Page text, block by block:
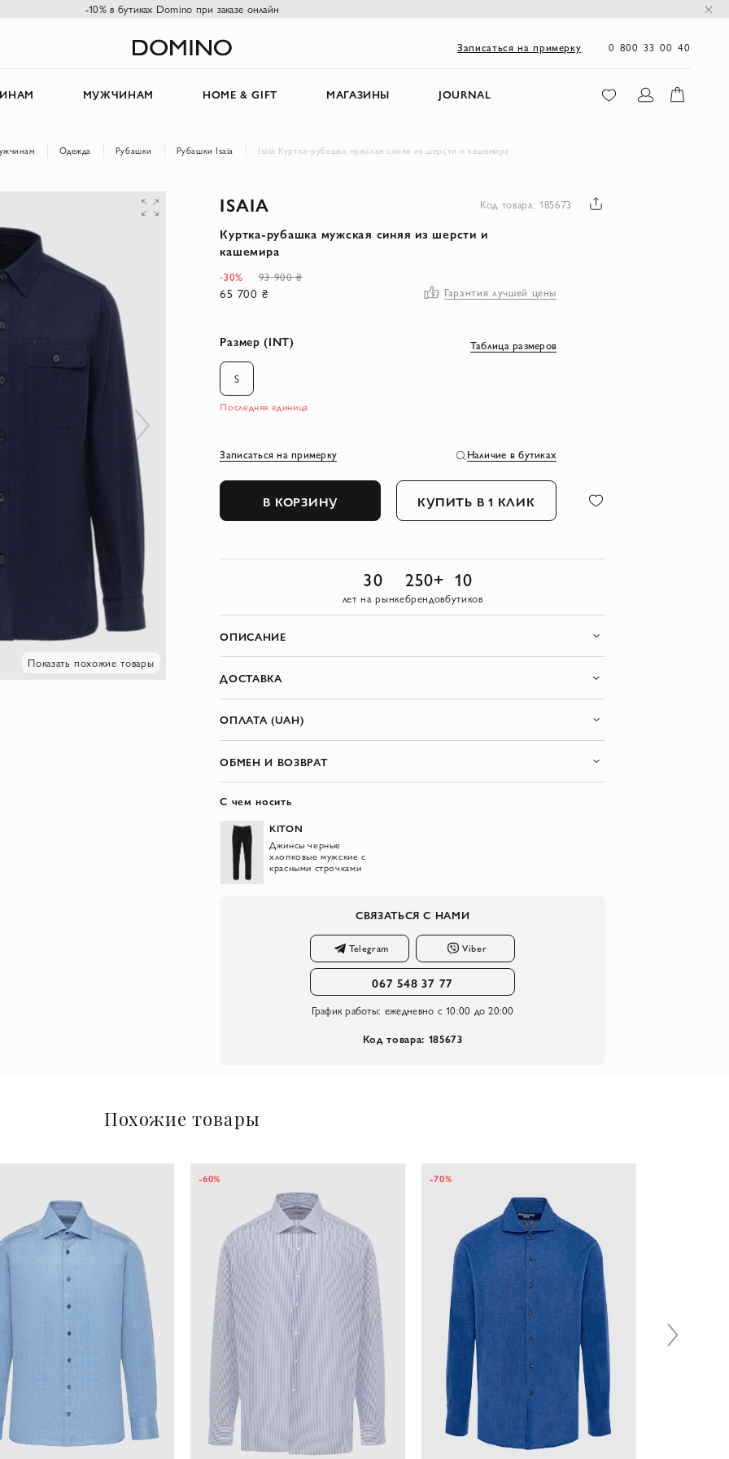
-10% в бутиках Domino при заказе онлайн
Записаться на примерку 0 800 33 00 40
МУЖЧИНАМ HOME & GIFT МАГАЗИНЫ JOURNAL
Одежда Рубашки Рубашки Isaia Isaia Куртка-рубашка мужская синяя из шерсти и кашемира
Показать похожие товары
ISAIA Код товара: 185673
Куртка-рубашка мужская синяя из шерсти и
кашемира
-30% 93 900 ₴
65 700 ₴ Гарантия лучшей цены
Размер (INT)
S
Последняя единица
Таблица размеров
Записаться на примерку Наличие в бутиках
В КОРЗИНУ КУПИТЬ В 1 КЛИК
30
лет на рынке
250+
брендов
10
бутиков
ОПИСАНИЕ
ДОСТАВКА
ОПЛАТА (UAH)
ОБМЕН И ВОЗВРАТ
С чем носить
KITON
Джинсы черные
хлопковые мужские с
красными строчками
СВЯЗАТЬСЯ С НАМИ
Telegram Viber
067 548 37 77
График работы: ежедневно с 10:00 до 20:00
Код товара: 185673
Похожие товары
-60% -70%